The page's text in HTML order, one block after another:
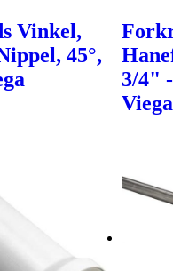
Vinkel,
45°,
3/4"
Viega